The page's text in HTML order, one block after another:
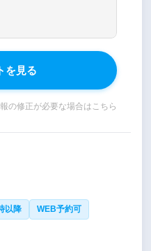
を見る
の修正が必要な場合はこちら
以降 WEB予約可